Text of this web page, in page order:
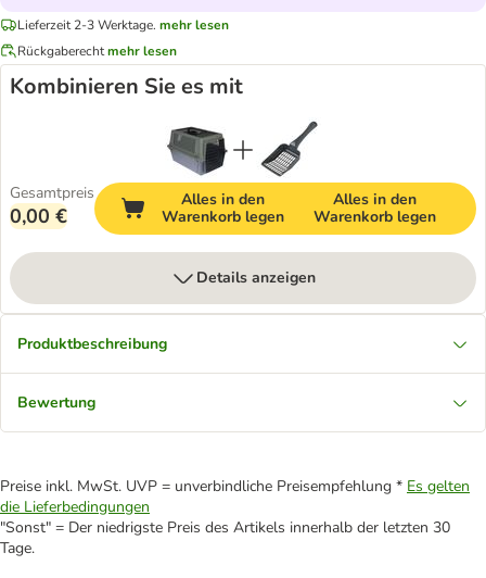
Lieferzeit 2-3 Werktage. mehr lesen
Rückgaberechtmehr lesen
Kombinieren Sie es mit
Gesamtpreis
0,00 €
Alles in den
Warenkorb legen
Alles in den
Warenkorb legen
Details anzeigen
Produktbeschreibung
Bewertung
Preise inkl. MwSt. UVP = unverbindliche Preisempfehlung * Es gelten
die Lieferbedingungen
"Sonst" = Der niedrigste Preis des Artikels innerhalb der letzten 30
Tage.